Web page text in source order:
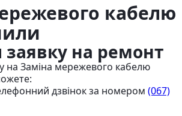
кабелю
заявку на ремонт
на Заміна мережевого кабелю
дзвінокза номером (067)